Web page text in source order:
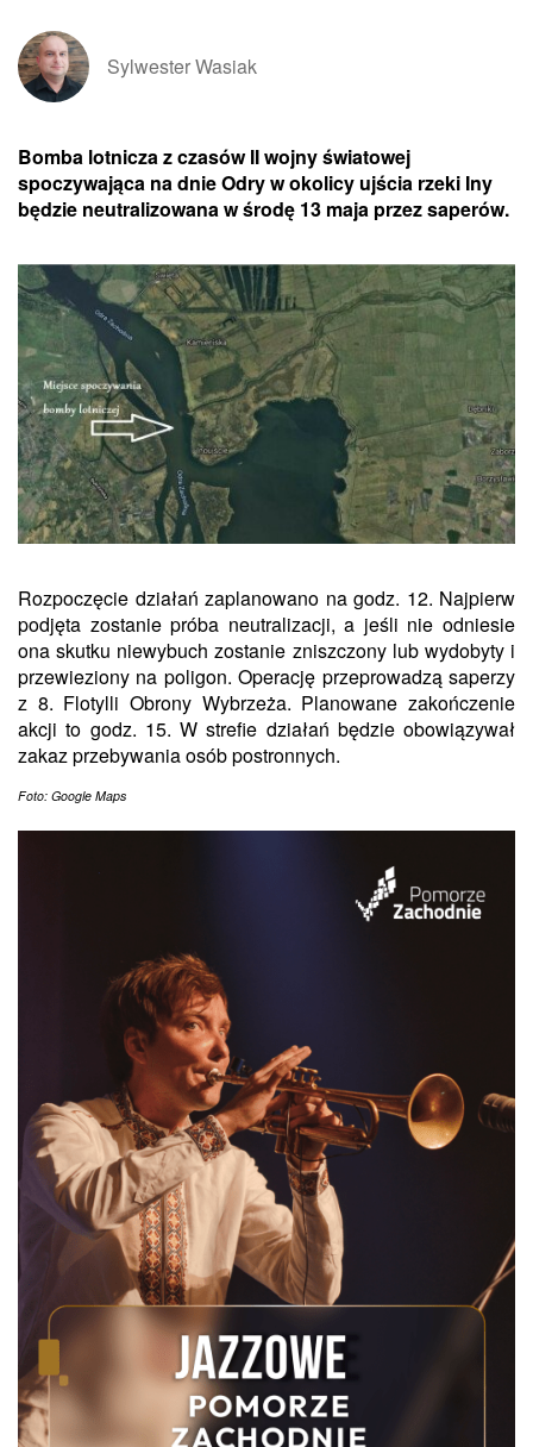
Sylwester Wasiak
Bomba lotnicza z czasów II wojny światowej
spoczywająca na dnie Odry w okolicy ujścia rzeki Iny
będzie neutralizowana w środę 13 maja przez saperów.
Rozpoczęcie działań zaplanowano na godz. 12. Najpierw
podjęta zostanie próba neutralizacji, a jeśli nie odniesie
ona skutku niewybuch zostanie zniszczony lub wydobyty i
przewieziony na poligon. Operację przeprowadzą saperzy
z 8. Flotylli Obrony Wybrzeża. Planowane zakończenie
akcji to godz. 15. W strefie działań będzie obowiązywał
zakaz przebywania osób postronnych.
Foto: Google Maps